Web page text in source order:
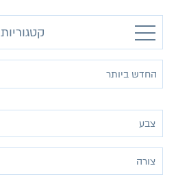
קטגוריות
צבע
לבן מבריקצורה